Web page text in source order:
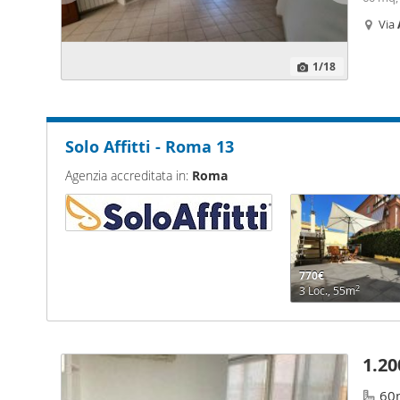
1/18
Via
Solo Affitti - Roma 13
Agenzia accreditata in: Roma
770€
3 Loc., 55m2